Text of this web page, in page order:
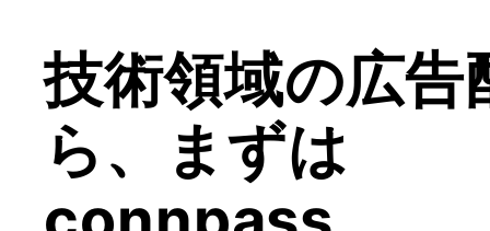
技術領域の広告
ら、まずは